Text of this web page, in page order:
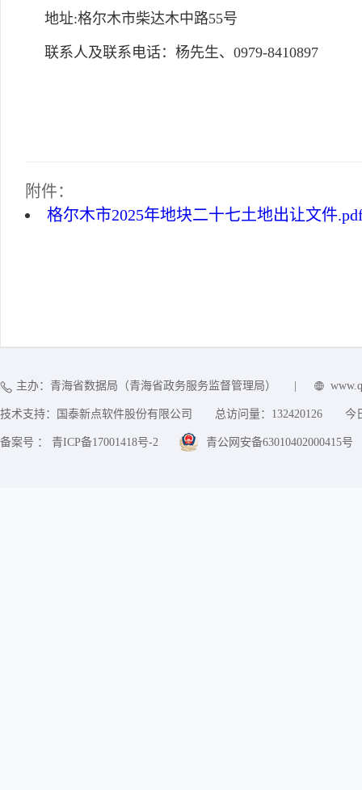
地址:格尔木市柴达木中路55号
联系人及联系电话：杨先生、0979-8410897
附件：
格尔木市2025年地块二十七土地出让文件
主办：青海省数据局（青海省政务服务监督管理局）
技术支持：国泰新点软件股份有限公司 总访问量： 132420126 今
备案号 ： 青ICP备17001418号-2 青公网安备63010402000415号